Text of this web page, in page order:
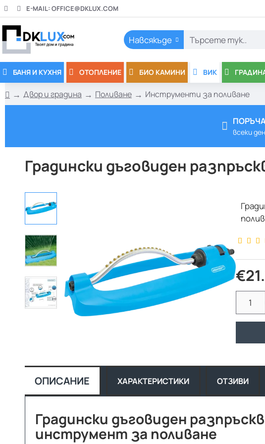
E-MAIL: OFFICE@DKLUX.COM
Навсякъде
Търсете
БАНЯ И КУХНЯ ОТОПЛЕНИЕ БИО КАМИНИ ВИК
h
Двор и градина Поливане Инструменти за поливане
всеки
Градински дъговиден
ОПИСАНИЕ ХАРАКТЕРИСТИКИ ОТЗИВИ
Градински дъговиден
инструмент за поливане